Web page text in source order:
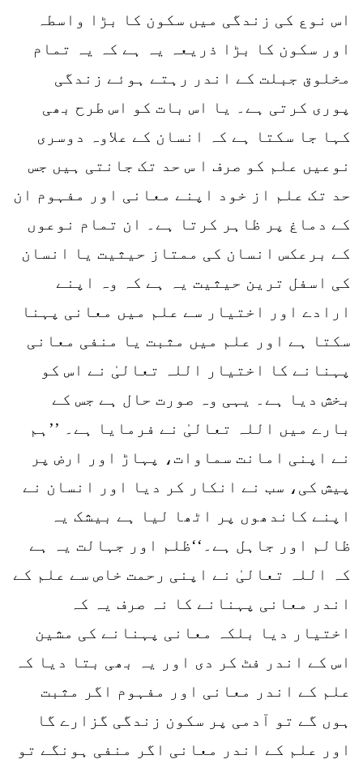
اس نوع کی زندگی میں سکون کا بڑا واسطہ
اور سکون کا بڑا ذریعہ یہ ہے کہ یہ تمام
مخلوق جبلت کے اندر رہتے ہوئے زندگی
پوری کرتی ہے۔ یا اس بات کو اس طرح بھی
کہا جا سکتا ہے کہ انسان کے علاوہ دوسری
نوعیں علم کو صرف ا س حد تک جانتی ہیں جس
حد تک علم از خود اپنے معانی اور مفہوم ان
کے دماغ پر ظاہر کرتا ہے۔ ان تمام نوعوں
کے برعکس انسان کی ممتاز حیثیت یا انسان
کی اسفل ترین حیثیت یہ ہے کہ وہ اپنے
ارادے اور اختیار سے علم میں معانی پہنا
سکتا ہے اور علم میں مثبت یا منفی معانی
پہنانے کا اختیار اللہ تعالیٰ نے اس کو
بخش دیا ہے۔ یہی وہ صورت حال ہے جس کے
بارے میں اللہ تعالیٰ نے فرمایا ہے۔ ’’ہم
نے اپنی امانت سماوات، پہاڑ اور ارض پر
پیش کی، سب نے انکار کر دیا اور انسان نے
اپنے کاندھوں پر اٹھا لیا ہے بیشک یہ
ظالم اور جاہل ہے۔‘‘ظلم اور جہالت یہ ہے
کہ اللہ تعالیٰ نے اپنی رحمت خاص سے علم کے
اندر معانی پہنانے کا نہ صرف یہ کہ
اختیار دیا بلکہ معانی پہنانے کی مشین
اس کے اندر فٹ کر دی اور یہ بھی بتا دیا کہ
علم کے اندر معانی اور مفہوم اگر مثبت
ہوں گے تو آدمی پر سکون زندگی گزارے گا
اور علم کے اندر معانی اگر منفی ہونگے تو